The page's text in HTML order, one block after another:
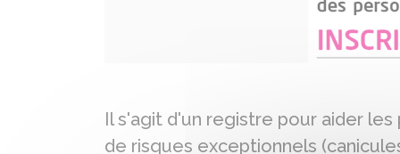
Il s'agit d'un registre pour aider
de risques exceptionnels